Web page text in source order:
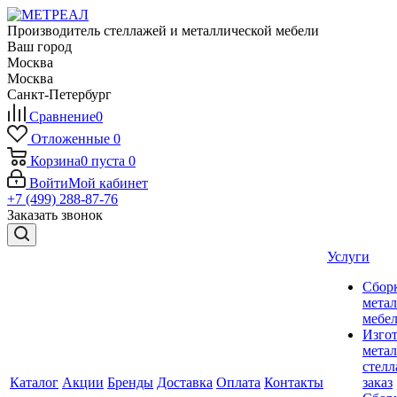
Производитель стеллажей и металлической мебели
Ваш город
Москва
Москва
Санкт-Петербург
Сравнение0
Отложенные 0
Корзина0 пуста 0
ВойтиМой кабинет
+7 (499) 288-87-76
Заказать звонок
Каталог Акции Бренды Доставка Оплата Контакты
Услуги
заказ